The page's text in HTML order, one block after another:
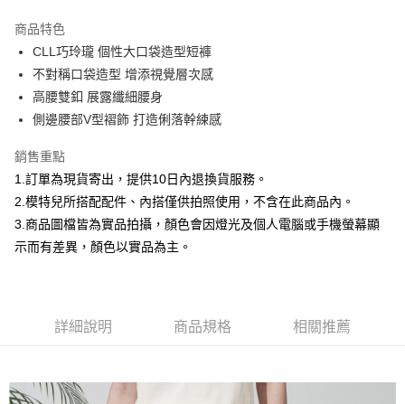
合作金庫商業銀行
華南商業銀行
上海商業儲蓄銀行
國泰世華商業銀行
臺灣中小企業銀行
台中商業銀行
聯邦商業銀行
元大商業銀行
永豐商業銀行
台新國際商業銀行
中國信託商業銀行
台灣樂天信用卡公司
超商取貨付款
LINE Pay
Apple Pay
悠遊付
Google Pay
全盈+PAY
【大哥付你分期使用說明】
1.本服務由台灣大哥大提供，台灣大哥大用戶可立即使用無須另外申請。
成交易。
3.實際核准額度、可分期數及費用金額請依後續交易確認頁面所載為準。
AFTEE先享後付
AFTEE先享後付是「在收到商品之後才付款」的支付方式。 讓您購物簡單
ATM付款
商品特色
CLL巧玲瓏 個性大口袋造型短褲
不對稱口袋造型 增添視覺層次感
高腰雙釦 展露纖細腰身
側邊腰部V型褶飾 打造俐落幹練感
銷售重點
1.訂單為現貨寄出，提供10日內退換貨服務。
2.模特兒所搭配配件、內搭僅供拍照使用，不含在此商品內。
3.商品圖檔皆為實品拍攝，顏色會因燈光及個人電腦或手機螢幕顯
示而有差異，顏色以實品為主。
詳細說明 商品規格 相關推薦